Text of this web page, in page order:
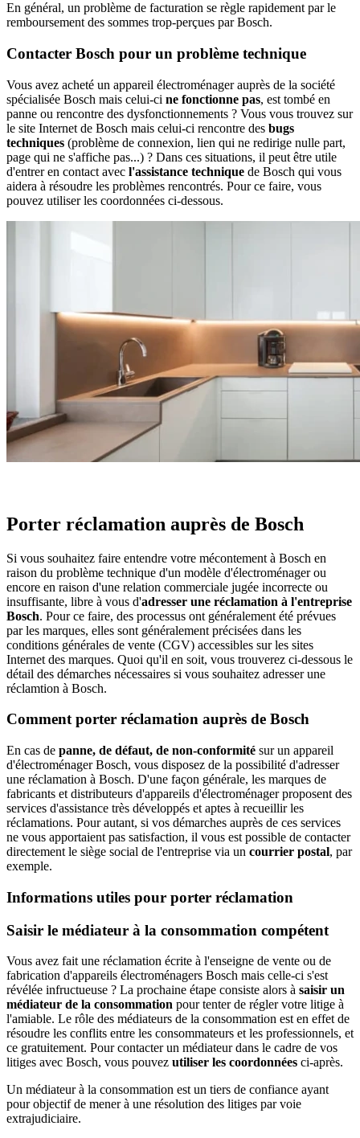
En général, un problème de facturation se règle rapidement par le
remboursement des sommes trop-perçues par Bosch.
Contacter Bosch pour un problème technique
Vous avez acheté un appareil électroménager auprès de la société
spécialisée Bosch mais celui-ci ne fonctionne pas, est tombé en
panne ou rencontre des dysfonctionnements ? Vous vous trouvez sur
le site Internet de Bosch mais celui-ci rencontre des bugs
techniques (problème de connexion, lien qui ne redirige nulle part,
page qui ne s'affiche pas...) ? Dans ces situations, il peut être utile
d'entrer en contact avec l'assistance technique de Bosch qui vous
aidera à résoudre les problèmes rencontrés. Pour ce faire, vous
pouvez utiliser les coordonnées ci-dessous.
Porter réclamation auprès de Bosch
Si vous souhaitez faire entendre votre mécontement à Bosch en
raison du problème technique d'un modèle d'électroménager ou
encore en raison d'une relation commerciale jugée incorrecte ou
insuffisante, libre à vous d'adresser une réclamation à l'entreprise
Bosch. Pour ce faire, des processus ont généralement été prévues
par les marques, elles sont généralement précisées dans les
conditions générales de vente (CGV) accessibles sur les sites
Internet des marques. Quoi qu'il en soit, vous trouverez ci-dessous le
détail des démarches nécessaires si vous souhaitez adresser une
réclamtion à Bosch.
Comment porter réclamation auprès de Bosch
En cas de panne, de défaut, de non-conformité sur un appareil
d'électroménager Bosch, vous disposez de la possibilité d'adresser
une réclamation à Bosch. D'une façon générale, les marques de
fabricants et distributeurs d'appareils d'électroménager proposent des
services d'assistance très développés et aptes à recueillir les
réclamations. Pour autant, si vos démarches auprès de ces services
ne vous apportaient pas satisfaction, il vous est possible de contacter
directement le siège social de l'entreprise via un courrier postal, par
exemple.
Informations utiles pour porter réclamation
Saisir le médiateur à la consommation compétent
Vous avez fait une réclamation écrite à l'enseigne de vente ou de
fabrication d'appareils électroménagers Bosch mais celle-ci s'est
révélée infructueuse ? La prochaine étape consiste alors à saisir un
médiateur de la consommation pour tenter de régler votre litige à
l'amiable. Le rôle des médiateurs de la consommation est en effet de
résoudre les conflits entre les consommateurs et les professionnels, et
ce gratuitement. Pour contacter un médiateur dans le cadre de vos
litiges avec Bosch, vous pouvez utiliser les coordonnées ci-après.
Un médiateur à la consommation est un tiers de confiance ayant
pour objectif de mener à une résolution des litiges par voie
extrajudiciaire.